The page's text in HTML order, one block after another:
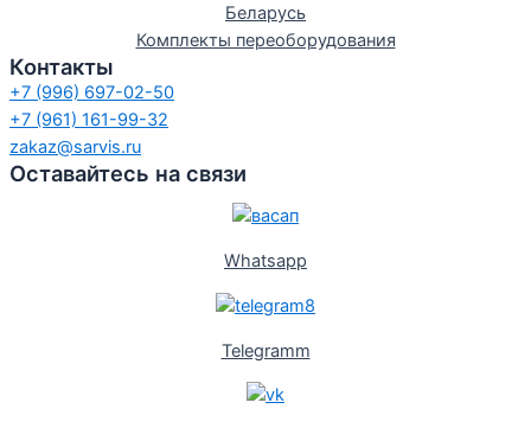
Беларусь
Комплекты переоборудования
Контакты
+7 (996) 697-02-50
+7 (961) 161-99-32
zakaz@sarvis.ru
Оставайтесь на связи
Whatsapp
Telegramm